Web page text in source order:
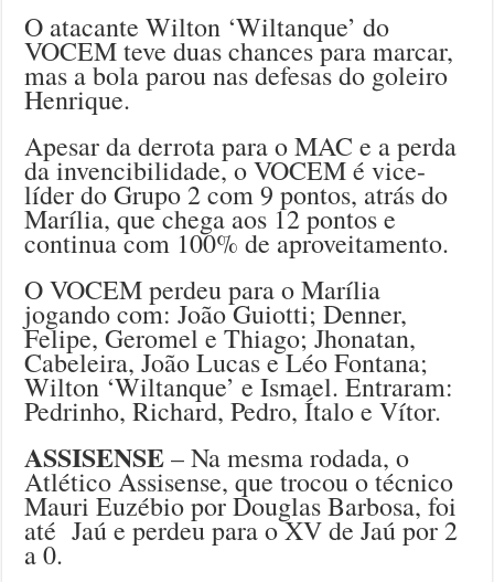
O atacante Wilton ‘Wiltanque’ do
VOCEM teve duas chances para marcar,
mas a bola parou nas defesas do goleiro
Henrique.
Apesar da derrota para o MAC e a perda
da invencibilidade, o VOCEM é vice-
líder do Grupo 2 com 9 pontos, atrás do
Marília, que chega aos 12 pontos e
continua com 100% de aproveitamento.
O VOCEM perdeu para o Marília
jogando com: João Guiotti; Denner,
Felipe, Geromel e Thiago; Jhonatan,
Cabeleira, João Lucas e Léo Fontana;
Wilton ‘Wiltanque’ e Ismael. Entraram:
Pedrinho, Richard, Pedro, Ítalo e Vítor.
ASSISENSE– Na mesma rodada, o
Atlético Assisense, que trocou o técnico
Mauri Euzébio por Douglas Barbosa, foi
até Jaú e perdeu para o XV de Jaú por 2
a 0.